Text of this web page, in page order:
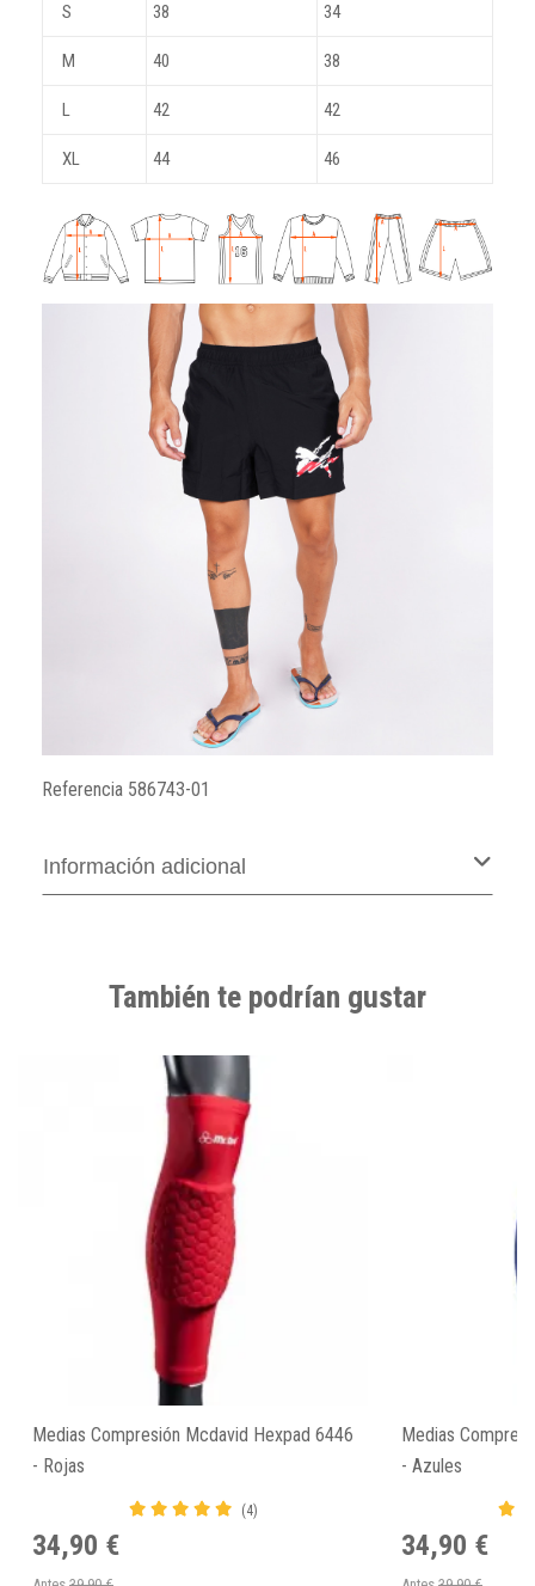
S 38 34
M 40 38
L 42 42
XL 44 46
Referencia 586743-01
Información adicional
También te podrían gustar
Medias Compresión Mcdavid Hexpad 6446
- Rojas
(4)
34,90 €
Medias
- Azules
34,90 €